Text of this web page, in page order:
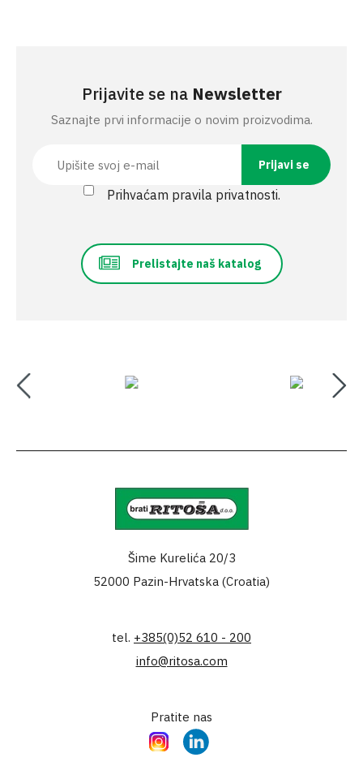
Prijavite se na Newsletter
Saznajte prvi informacije o novim proizvodima.
Prihvaćam pravila privatnosti.
Prelistajte naš katalog
Šime Kurelića 20/3
52000 Pazin-Hrvatska (Croatia)
tel. +385(0)52 610 - 200
info@ritosa.com
Pratite nas
InstagramLinkedIn